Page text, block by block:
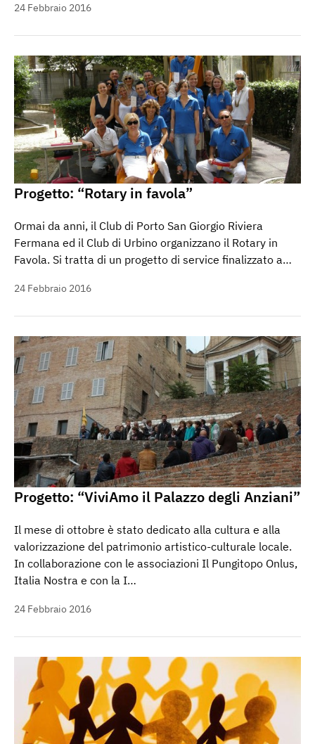
24 Febbraio 2016
Progetto: “Rotary in favola”
Ormai da anni, il Club di Porto San Giorgio Riviera
Fermana ed il Club di Urbino organizzano il Rotary in
Favola. Si tratta di un progetto di service finalizzato a…
24 Febbraio 2016
Progetto: “ViviAmo il Palazzo degli Anziani”
Il mese di ottobre è stato dedicato alla cultura e alla
valorizzazione del patrimonio artistico-culturale locale.
In collaborazione con le associazioni Il Pungitopo Onlus,
Italia Nostra e con la I…
24 Febbraio 2016